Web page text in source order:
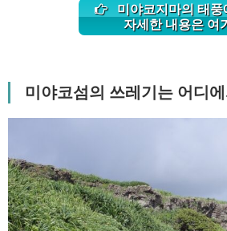
미야코지마의 태풍
자세한 내용은 여
미야코섬의 쓰레기는 어디